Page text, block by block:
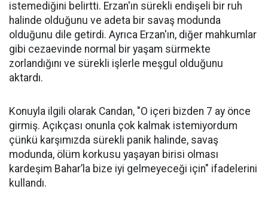
istemediğini belirtti. Erzan'ın sürekli endişeli bir ruh
halinde olduğunu ve adeta bir savaş modunda
olduğunu dile getirdi. Ayrıca Erzan'ın, diğer mahkumlar
gibi cezaevinde normal bir yaşam sürmekte
zorlandığını ve sürekli işlerle meşgul olduğunu
aktardı.
Konuyla ilgili olarak Candan, "O içeri bizden 7 ay önce
girmiş. Açıkçası onunla çok kalmak istemiyordum
çünkü karşımızda sürekli panik halinde, savaş
modunda, ölüm korkusu yaşayan birisi olması
kardeşim Bahar’la bize iyi gelmeyeceği için" ifadelerini
kullandı.